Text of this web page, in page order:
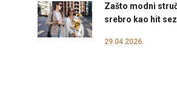
Zašto modni
srebro kao hit
29.04.2026.